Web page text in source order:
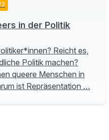
in der Politik
Reicht es,
Politik machen?
queere Menschen in
ist Repräsentation …